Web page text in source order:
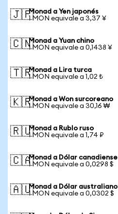
🇯🇵Monad a Yen japonés
1 MON equivale a 3,37 ¥
🇨🇳Monad a Yuan chino
1 MON equivale a 0,1438 ¥
🇹🇷Monad a Lira turca
1 MON equivale a 1,02 ₺
🇰🇷Monad a Won surcoreano
1 MON equivale a 30,16 ₩
🇷🇺Monad a Rublo ruso
1 MON equivale a 1,74 ₽
🇨🇦Monad a Dólar canadiense
1 MON equivale a 0,0298 $
🇦🇺Monad a Dólar australiano
1 MON equivale a 0,0302 $